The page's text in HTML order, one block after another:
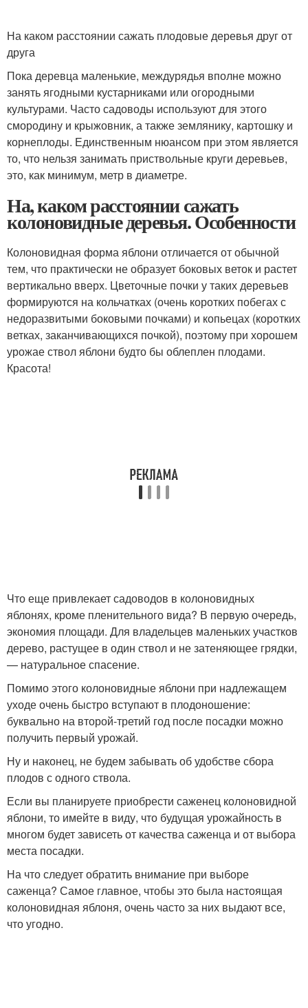
На каком расстоянии сажать плодовые деревья друг от
друга
Пока деревца маленькие, междурядья вполне можно
занять ягодными кустарниками или огородными
культурами. Часто садоводы используют для этого
смородину и крыжовник, а также землянику, картошку и
корнеплоды. Единственным нюансом при этом является
то, что нельзя занимать приствольные круги деревьев,
это, как минимум, метр в диаметре.
На, каком расстоянии сажать
колоновидные деревья. Особенности
Колоновидная форма яблони отличается от обычной
тем, что практически не образует боковых веток и растет
вертикально вверх. Цветочные почки у таких деревьев
формируются на кольчатках (очень коротких побегах с
недоразвитыми боковыми почками) и копьецах (коротких
ветках, заканчивающихся почкой), поэтому при хорошем
урожае ствол яблони будто бы облеплен плодами.
Красота!
Что еще привлекает садоводов в колоновидных
яблонях, кроме пленительного вида? В первую очередь,
экономия площади. Для владельцев маленьких участков
дерево, растущее в один ствол и не затеняющее грядки,
— натуральное спасение.
Помимо этого колоновидные яблони при надлежащем
уходе очень быстро вступают в плодоношение:
буквально на второй-третий год после посадки можно
получить первый урожай.
Ну и наконец, не будем забывать об удобстве сбора
плодов с одного ствола.
Если вы планируете приобрести саженец колоновидной
яблони, то имейте в виду, что будущая урожайность в
многом будет зависеть от качества саженца и от выбора
места посадки.
На что следует обратить внимание при выборе
саженца? Самое главное, чтобы это была настоящая
колоновидная яблоня, очень часто за них выдают все,
что угодно.